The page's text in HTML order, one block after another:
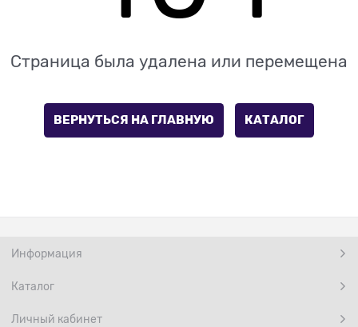
Страница была удалена или перемещена
ВЕРНУТЬСЯ НА ГЛАВНУЮ КАТАЛОГ
Информация
Каталог
Личный кабинет